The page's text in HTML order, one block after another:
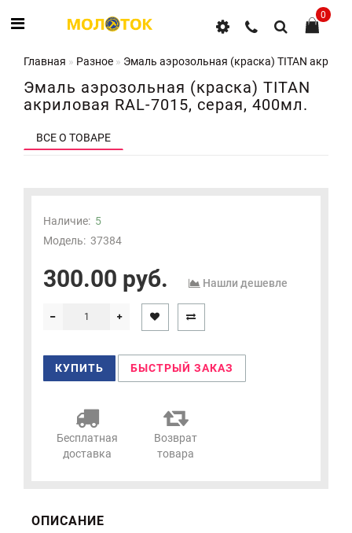
0
Главная Разное Эмаль аэрозольная (краска) TITAN
Эмаль аэрозольная (краска) TITAN
акриловая RAL-7015, серая, 400мл.
ВСЕ О ТОВАРЕ
Наличие: 5
Модель: 37384
300.00 руб. Нашли дешевле
КУПИТЬ БЫСТРЫЙ ЗАКАЗ
Бесплатная
доставка
Возврат
товара
ОПИСАНИЕ